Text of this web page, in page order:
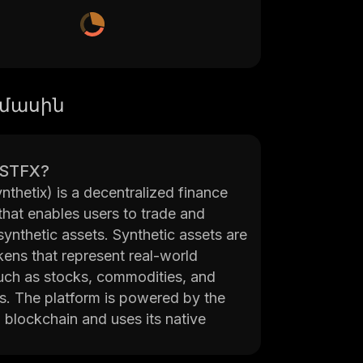
մասին
is a decentralized finance
enables users to trade and
assets. Synthetic assets are
that represent real-world
as stocks, commodities, and
The platform is powered by the
blockchain and uses its native